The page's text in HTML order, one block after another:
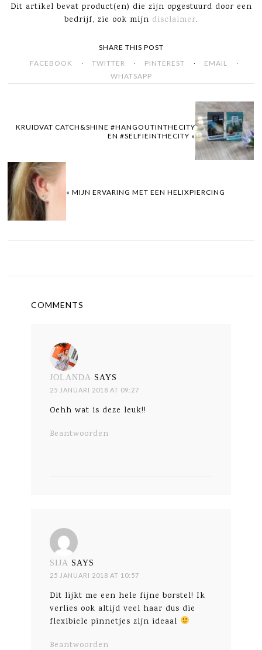
Dit artikel bevat product(en) die zijn opgestuurd door een
bedrijf, zie ook mijn disclaimer.
SHARE THIS POST
FACEBOOK
· TWITTER · PINTEREST · EMAIL ·
WHATSAPP
KRUIDVAT CATCH&SHINE #HANGOUTINTHECITY
EN #SELFIEINTHECITY »
« MIJN ERVARING MET EEN HELIXPIERCING
COMMENTS
JOLANDA SAYS
25 JANUARI 2018 AT 09:27
Oehh wat is deze leuk!!
Beantwoorden
SIJA SAYS
25 JANUARI 2018 AT 10:57
Dit lijkt me een hele fijne borstel! Ik
verlies ook altijd veel haar dus die
flexibiele pinnetjes zijn ideaal
Beantwoorden